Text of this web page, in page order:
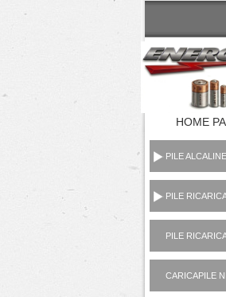
HOME
PILE
GETTA
PILE
1,2V
PILE
3,7V
CARICAPILE
LI-ION-